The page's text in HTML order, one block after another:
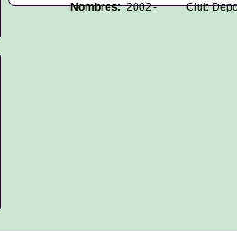
Nombres: 2002- Club